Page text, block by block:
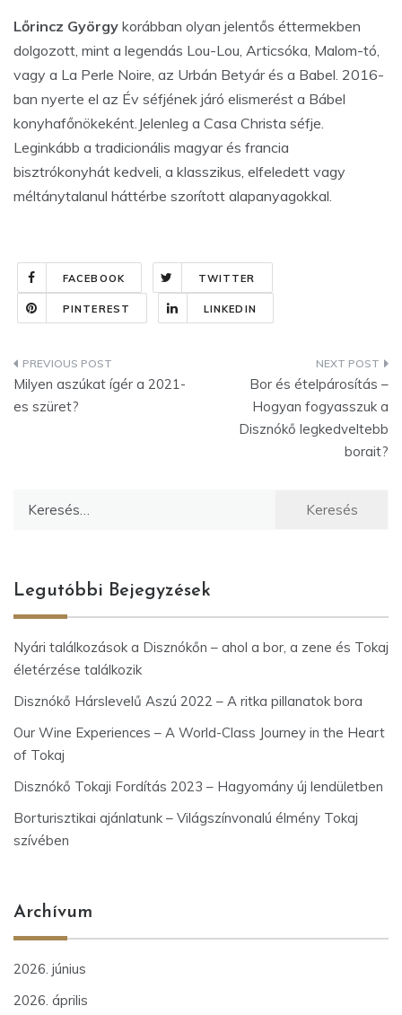
Lőrincz György korábban olyan jelentős éttermekben
dolgozott, mint a legendás Lou-Lou, Articsóka, Malom-tó,
vagy a La Perle Noire, az Urbán Betyár és a Babel. 2016-
ban nyerte el az Év séfjének járó elismerést a Bábel
konyhafőnökeként.Jelenleg a Casa Christa séfje.
Leginkább a tradicionális magyar és francia
bisztrókonyhát kedveli, a klasszikus, elfeledett vagy
méltánytalanul háttérbe szorított alapanyagokkal.
FACEBOOK TWITTER
PINTEREST LINKEDIN
Bejegyzés
navigáció
Milyen aszúkat ígér a 2021-
es szüret?
Bor és ételpárosítás –
Hogyan fogyasszuk a
Disznókő legkedveltebb
borait?
Legutóbbi Bejegyzések
Nyári találkozások a Disznókőn – ahol a bor, a zene és Tokaj
életérzése találkozik
Disznókő Hárslevelű Aszú 2022 – A ritka pillanatok bora
Our Wine Experiences – A World-Class Journey in the Heart
of Tokaj
Disznókő Tokaji Fordítás 2023 – Hagyomány új lendületben
Borturisztikai ajánlatunk – Világszínvonalú élmény Tokaj
szívében
Archívum
2026. június
2026. április